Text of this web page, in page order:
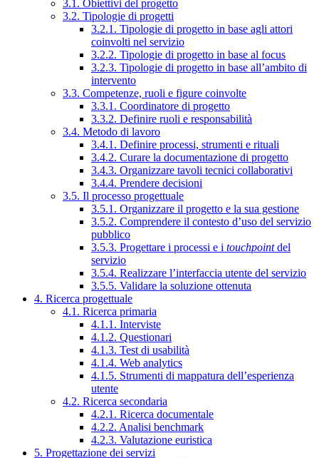
3.1. Obiettivi del progetto
3.2. Tipologie di progetti
3.2.1. Tipologie di progetto in base agli attori
coinvolti nel servizio
3.2.2. Tipologie di progetto in base al focus
3.2.3. Tipologie di progetto in base all’ambito di
intervento
3.3. Competenze, ruoli e figure coinvolte
3.3.1. Coordinatore di progetto
3.3.2. Definire ruoli e responsabilità
3.4. Metodo di lavoro
3.4.1. Definire processi, strumenti e rituali
3.4.2. Curare la documentazione di progetto
3.4.3. Organizzare tavoli tecnici collaborativi
3.4.4. Prendere decisioni
3.5. Il processo progettuale
3.5.1. Organizzare il progetto e la sua gestione
3.5.2. Comprendere il contesto d’uso del servizio
pubblico
3.5.3. Progettare i processi e i touchpointdel
servizio
3.5.4. Realizzare l’interfaccia utente del servizio
3.5.5. Validare la soluzione ottenuta
4. Ricerca progettuale
4.1. Ricerca primaria
4.1.1. Interviste
4.1.2. Questionari
4.1.3. Test di usabilità
4.1.4. Web analytics
4.1.5. Strumenti di mappatura dell’esperienza
utente
4.2. Ricerca secondaria
4.2.1. Ricerca documentale
4.2.2. Analisi benchmark
4.2.3. Valutazione euristica
5. Progettazione dei servizi